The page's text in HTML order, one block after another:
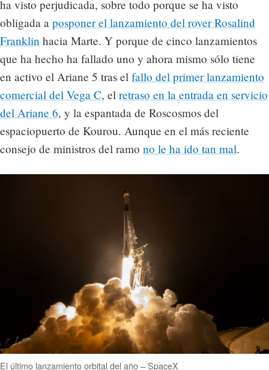
ha visto perjudicada, sobre todo porque se ha visto
obligada a posponer el lanzamiento del rover Rosalind
Franklin hacia Marte. Y porque de cinco lanzamientos
que ha hecho ha fallado uno y ahora mismo sólo tiene
en activo el Ariane 5 tras el fallo del primer lanzamiento
comercial del Vega C, el retraso en la entrada en servicio
del Ariane 6, y la espantada de Roscosmos del
espaciopuerto de Kourou. Aunque en el más reciente
consejo de ministros del ramo no le ha ido tan mal.
El último lanzamiento orbital del año – SpaceX